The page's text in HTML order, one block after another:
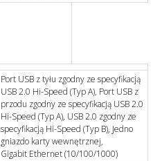
Port USB z tyłu zgodny ze specyfikacją
USB 2.0 Hi-Speed (Typ A), Port USB z
przodu zgodny ze specyfikacją USB 2.0
Hi-Speed (Typ A), USB 2.0 zgodny ze
specyfikacją Hi-Speed (Typ B), Jedno
gniazdo karty wewnętrznej,
Gigabit Ethernet (10/100/1000)